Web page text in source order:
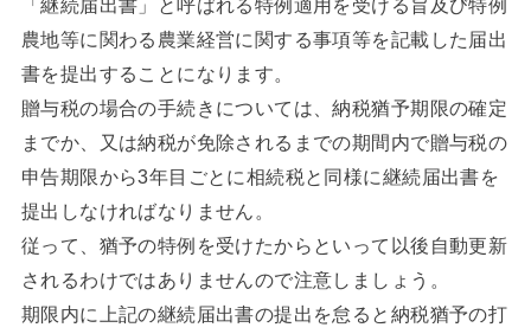
農地等に関わる農業経営に関する事項等を記載した届出
書を提出することになります。
贈与税の場合の手続きについては、納税猶予期限の確定
までか、又は納税が免除されるまでの期間内で贈与税の
申告期限から3年目ごとに相続税と同様に継続届出書を
提出しなければなりません。
従って、猶予の特例を受けたからといって以後自動更新
されるわけではありませんので注意しましょう。
期限内に上記の継続届出書の提出を怠ると納税猶予の打